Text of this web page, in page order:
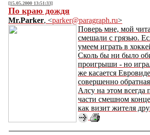
[15.05.2000 13:51:33]
По краю дождя
Mr.Parker, <parker@paragraph.ru>
Поверь мне, мой
смешали с грязью.
умеем играть в
Сколь бы ни было
проигрыши - но
же касается
совершенно
Алсу на этом всегда
части смешном
как визит жителя